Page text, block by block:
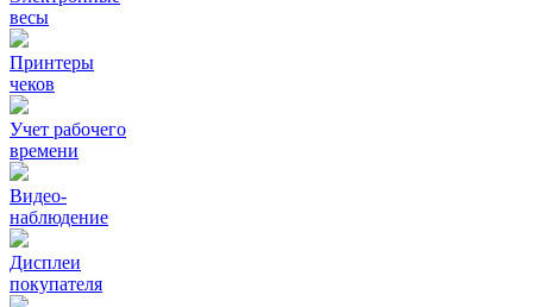
весы
Принтеры
чеков
Учет рабочего
времени
Видео‑
наблюдение
Дисплеи
покупателя